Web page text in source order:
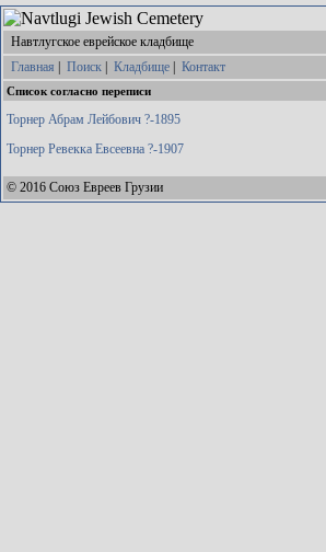
Навтлугское еврейское кладбище
Главная
Поиск Кладбище Контакт
Список согласно переписи
Торнер Абрам Лейбович ?-1895
Торнер Ревекка Евсеевна ?-1907
© 2016 Союз Евреев Грузии